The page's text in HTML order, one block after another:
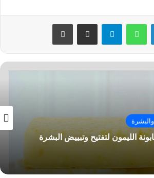
لينكدإن واتساب
الليمون لتفتيح وتبييض البشرة